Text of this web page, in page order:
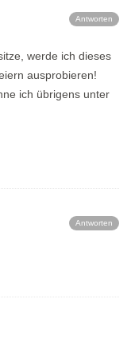
Antworten
werde ich dieses
ausprobieren!
ich übrigens unter
Antworten